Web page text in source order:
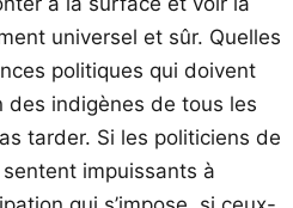
universel et sûr. Quelles
politiques qui doivent
des indigènes de tous les
tarder. Si les politiciens de
sentent impuissants à